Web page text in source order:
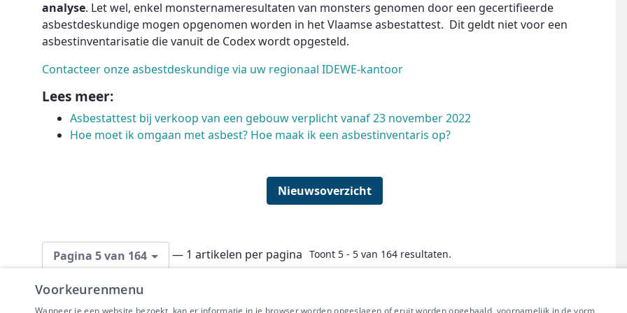
analyse. Let wel, enkel monsternameresultaten van monsters genomen door een gecertifieerde
asbestdeskundige mogen opgenomen worden in het Vlaamse asbestattest. Dit geldt niet voor een
asbestinventarisatie die vanuit de Codex wordt opgesteld.
Contacteer onze asbestdeskundige via uw regionaal IDEWE-kantoor
Lees meer:
Asbestattest bij verkoop van een gebouw verplicht vanaf 23 november 2022
Hoe moet ik omgaan met asbest? Hoe maak ik een asbestinventaris op?
Nieuwsoverzicht
Pagina 5 van 164 — 1 artikelen per pagina Toont 5 - 5 van 164 resultaten.
Voorkeurenmenu
Wanneer je een website bezoekt, kan er informatie in je browser worden opgeslagen of eruit worden opgehaald, voornamelijk in de vorm